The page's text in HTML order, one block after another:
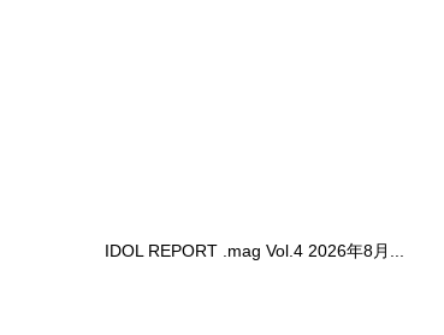
IDOL REPORT .mag Vol.4 2026年8月...